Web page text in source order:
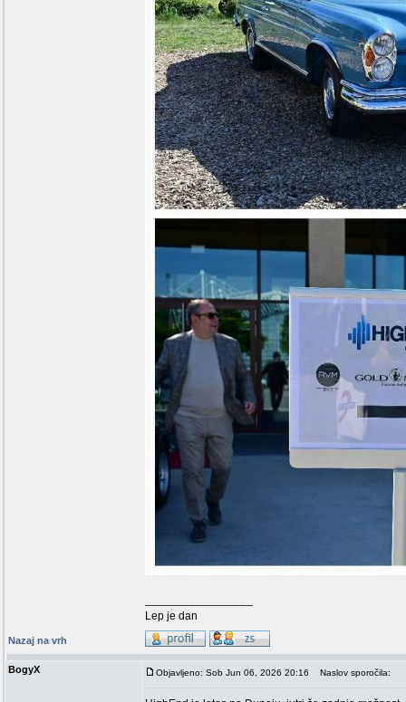
Lep je dan
Nazaj na vrh
BogyX Objavljeno: Sob Jun 06, 2026 20:16 Naslov sporočila: